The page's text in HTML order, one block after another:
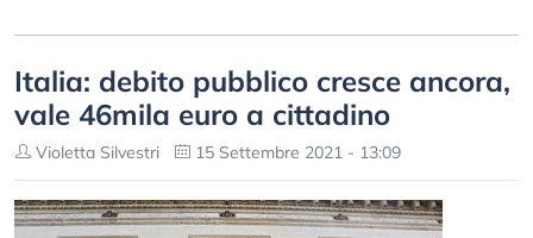
Italia: debito pubblico cresce ancora,
vale 46mila euro a cittadino
Violetta Silvestri 15 Settembre 2021 - 13:09